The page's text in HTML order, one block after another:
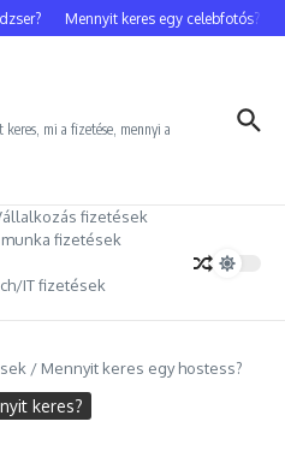
Mennyit keres egy celebfotós?
mi a fizetése, mennyi a
fizetések
munka fizetések
IT fizetések
/ Mennyit keres egy hostess?
keres?